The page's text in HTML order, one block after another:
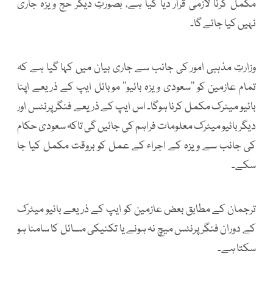
مکمل کرنا لازمی قرار دیا گیا ہے، بصورتِ دیگر حج ویزہ جاری
نہیں کیا جائے گا۔
وزارتِ مذہبی امور کی جانب سے جاری بیان میں کہا گیا ہے کہ
تمام عازمین کو ’’سعودی ویزہ بائیو‘‘ موبائل ایپ کے ذریعے اپنا
بائیو میٹرک مکمل کرنا ہوگا۔ اس ایپ کے ذریعے فنگر پرنٹس اور
دیگر بائیو میٹرک معلومات فراہم کی جائیں گی تاکہ سعودی حکام
کی جانب سے ویزہ کے اجراء کے عمل کو بروقت مکمل کیا جا
سکے۔
ترجمان کے مطابق بعض عازمین کو ایپ کے ذریعے بائیو میٹرک
کے دوران فنگر پرنٹس میچ نہ ہونے یا تکنیکی مسائل کا سامنا ہو
سکتا ہے۔